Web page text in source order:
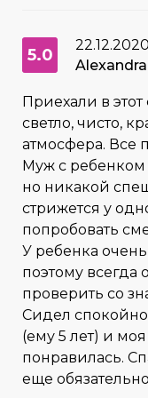
5.0
22.12.2020
Приехали в
светло, чисто,
атмосфера. Все
Муж с ребенком
но никакой
стрижется у
попробовать
У ребенка
поэтому всегда
проверить со
Сидел
(ему 5 лет) и
понравилась.
еще